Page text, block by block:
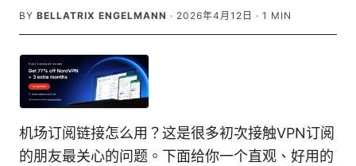
BY BELLATRIX ENGELMANN · 2026年4月12日 · 1 MIN
机场订阅链接怎么用？这是很多初次接触VPN订阅
的朋友最关心的问题。下面给你一个直观、好用的